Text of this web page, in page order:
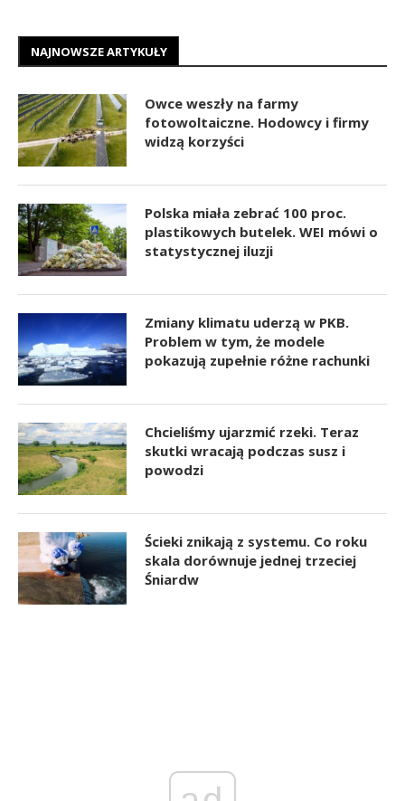
NAJNOWSZE ARTYKUŁY
Owce weszły na farmy
fotowoltaiczne. Hodowcy i firmy
widzą korzyści
Polska miała zebrać 100 proc.
plastikowych butelek. WEI mówi o
statystycznej iluzji
Zmiany klimatu uderzą w PKB.
Problem w tym, że modele
pokazują zupełnie różne rachunki
Chcieliśmy ujarzmić rzeki. Teraz
skutki wracają podczas susz i
powodzi
Ścieki znikają z systemu. Co roku
skala dorównuje jednej trzeciej
Śniardw